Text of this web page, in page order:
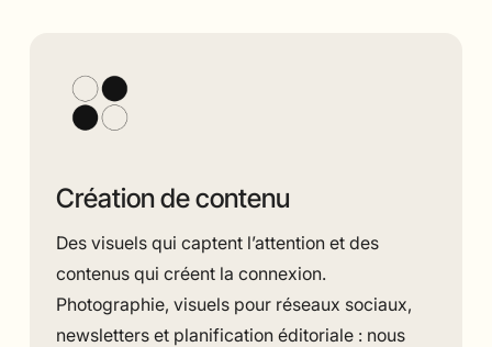
Création de contenu
Des visuels qui captent l’attention et des
contenus qui créent la connexion.
Photographie, visuels pour réseaux sociaux,
newsletters et planification éditoriale : nous